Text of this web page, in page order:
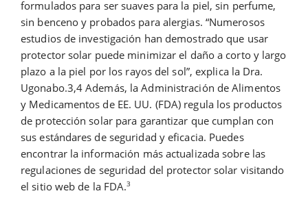
formulados para ser suaves para la piel, sin perfume,
sin benceno y probados para alergias. “Numerosos
estudios de investigación han demostrado que usar
protector solar puede minimizar el daño a corto y largo
plazo a la piel por los rayos del sol”, explica la Dra.
Ugonabo.3,4 Además, la Administración de Alimentos
y Medicamentos de EE. UU. (FDA) regula los productos
de protección solar para garantizar que cumplan con
sus estándares de seguridad y eficacia. Puedes
encontrar la información más actualizada sobre las
regulaciones de seguridad del protector solar visitando
el sitio web de la FDA.3